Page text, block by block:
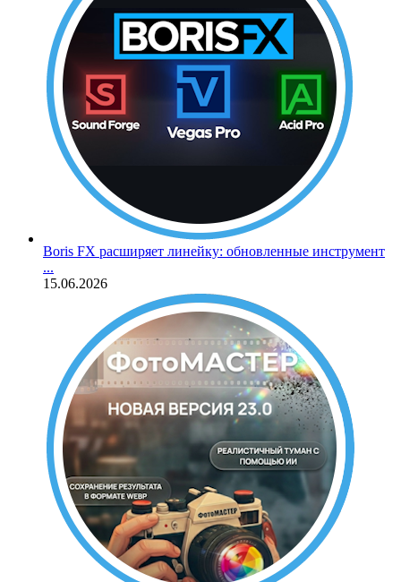
Boris FX расширяет линейку: обновленные инструмент
...
15.06.2026